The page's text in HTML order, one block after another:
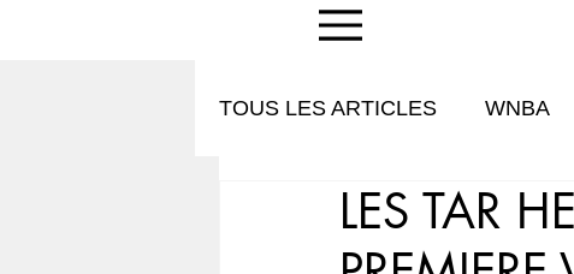
TOUS LES ARTICLES WNBA
HISTOIRE & CULTURE
LES TAR